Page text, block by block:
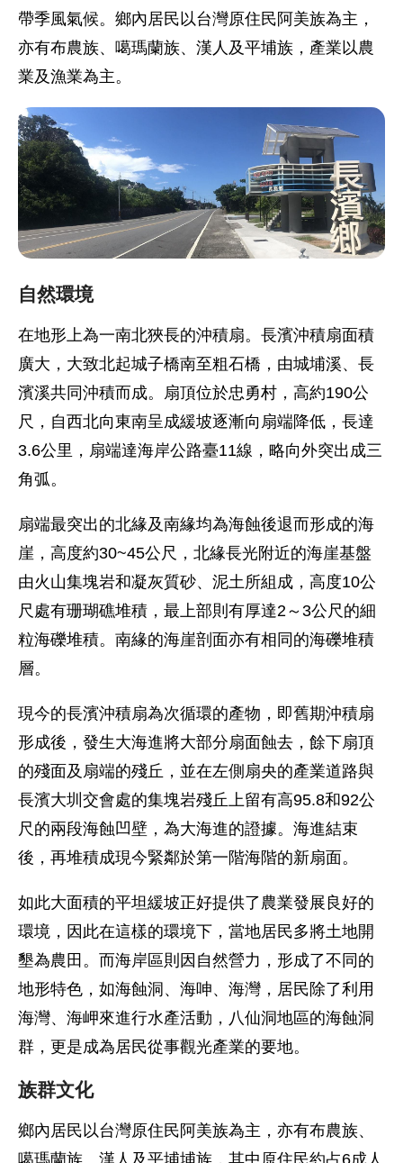
帶季風氣候。鄉內居民以台灣原住民阿美族為主，
亦有布農族、噶瑪蘭族、漢人及平埔族，產業以農
業及漁業為主。
自然環境
在地形上為一南北狹長的沖積扇。長濱沖積扇面積
廣大，大致北起城子橋南至粗石橋，由城埔溪、長
濱溪共同沖積而成。扇頂位於忠勇村，高約190公
尺，自西北向東南呈成緩坡逐漸向扇端降低，長達
3.6公里，扇端達海岸公路臺11線，略向外突出成三
角弧。
扇端最突出的北緣及南緣均為海蝕後退而形成的海
崖，高度約30~45公尺，北緣長光附近的海崖基盤
由火山集塊岩和凝灰質砂、泥土所組成，高度10公
尺處有珊瑚礁堆積，最上部則有厚達2～3公尺的細
粒海礫堆積。南緣的海崖剖面亦有相同的海礫堆積
層。
現今的長濱沖積扇為次循環的產物，即舊期沖積扇
形成後，發生大海進將大部分扇面蝕去，餘下扇頂
的殘面及扇端的殘丘，並在左側扇央的產業道路與
長濱大圳交會處的集塊岩殘丘上留有高95.8和92公
尺的兩段海蝕凹壁，為大海進的證據。海進結束
後，再堆積成現今緊鄰於第一階海階的新扇面。
如此大面積的平坦緩坡正好提供了農業發展良好的
環境，因此在這樣的環境下，當地居民多將土地開
墾為農田。而海岸區則因自然營力，形成了不同的
地形特色，如海蝕洞、海呻、海灣，居民除了利用
海灣、海岬來進行水產活動，八仙洞地區的海蝕洞
群，更是成為居民從事觀光產業的要地。
族群文化
鄉內居民以台灣原住民阿美族為主，亦有布農族、
噶瑪蘭族、漢人及平埔埔族，其中原住民約占6成人